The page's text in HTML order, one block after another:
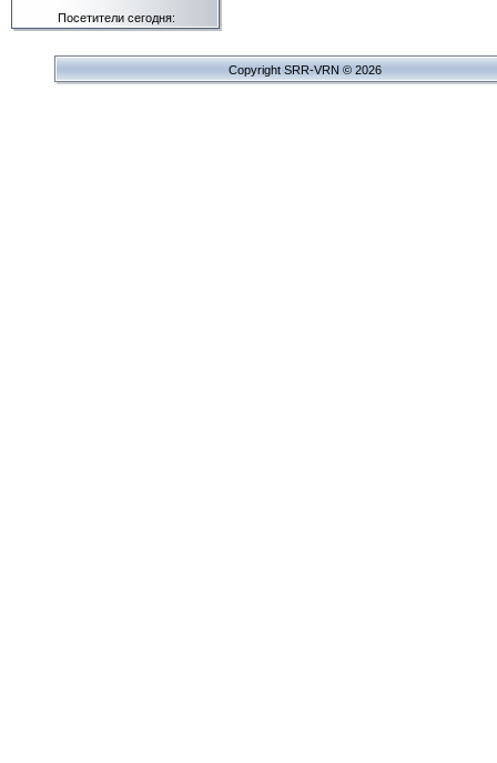
Посетители сегодня:
Copyright SRR-VRN © 2026